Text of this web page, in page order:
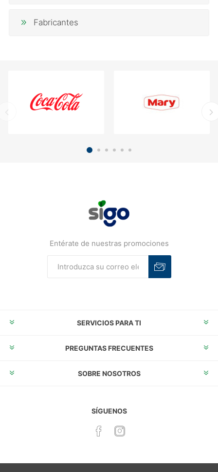
Fabricantes
Entérate de nuestras promociones
SERVICIOS PARA TI
PREGUNTAS FRECUENTES
SOBRE NOSOTROS
SÍGUENOS